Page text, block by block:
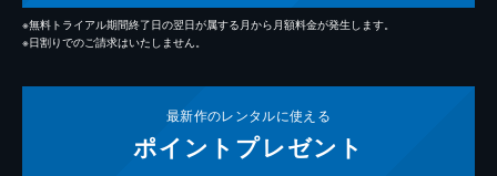
※無料トライアル期間終了日の翌日が属する月から月額料金が発生します。
※日割りでのご請求はいたしません。
最新作のレンタルに使える
ポイント プレゼント